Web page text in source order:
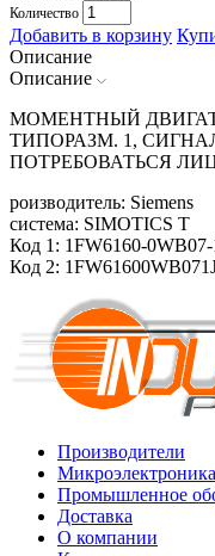
Количество
Добавить в корзину
Описание
Описание
МОМЕНТНЫЙ
ТИПОРАЗМ. 1,
ПОТРЕБОВАТЬСЯ
роизводитель: Siemens
система: SIMOTICS T
Код 1: 1FW6160-0WB07-
Код 2:
Производители
Микроэлектроника
Промышленное
Доставка
О компании